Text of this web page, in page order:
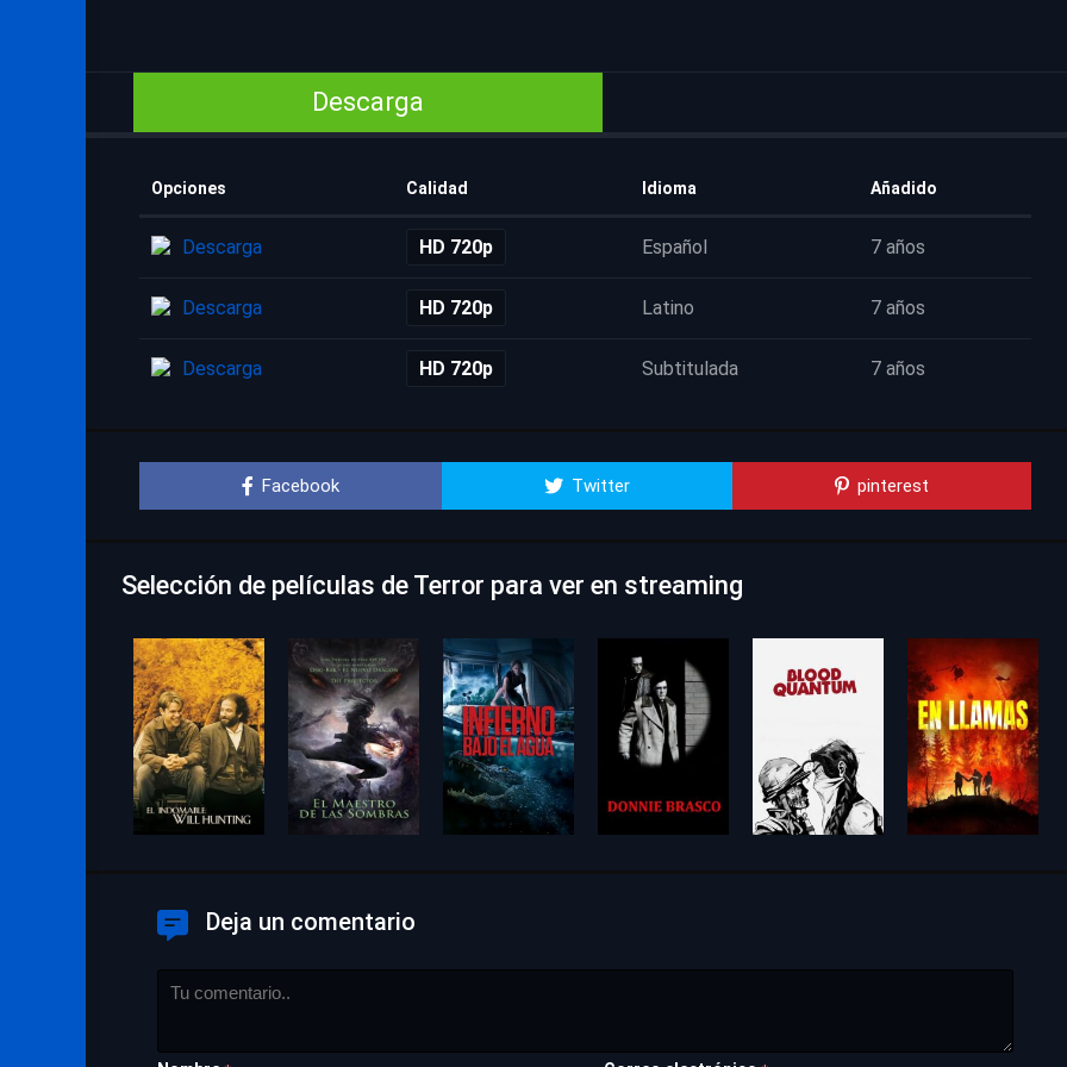
Descarga
Opciones Calidad Idioma Añadido
Descarga HD 720p Español 7 años
Descarga HD 720p Latino 7 años
Descarga HD 720p Subtitulada 7 años
Facebook Twitter pinterest
Selección de películas de Terror para ver en streaming
Deja un comentario